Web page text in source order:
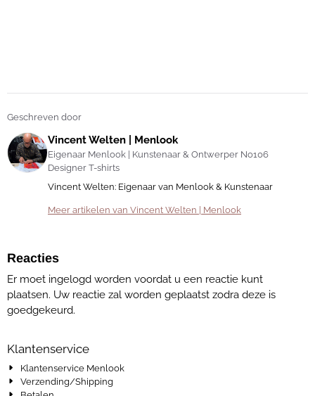
Geschreven door
Vincent Welten | Menlook
Eigenaar Menlook | Kunstenaar & Ontwerper No106
Designer T-shirts
Vincent Welten: Eigenaar van Menlook & Kunstenaar
Meer artikelen van Vincent Welten | Menlook
Reacties
Er moet ingelogd worden voordat u een reactie kunt
plaatsen. Uw reactie zal worden geplaatst zodra deze is
goedgekeurd.
Klantenservice
Klantenservice Menlook
Verzending/Shipping